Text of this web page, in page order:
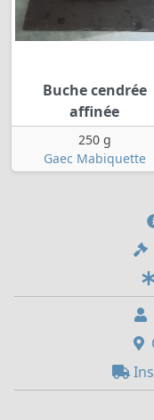
Buche cendrée
affinée
250 g
Gaec Mabiquette